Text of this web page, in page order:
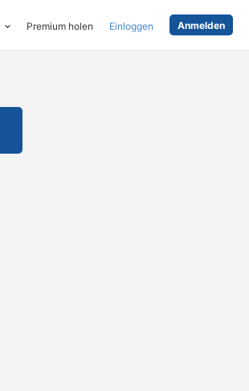
Premium holen Einloggen Anmelden